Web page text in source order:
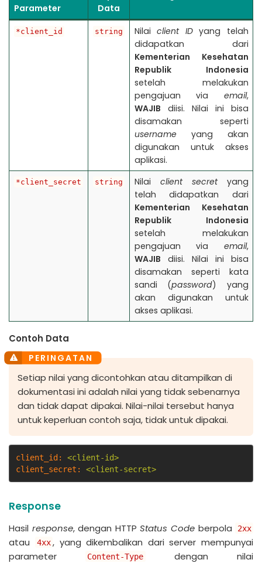
Parameter
Data
*client_id string Nilai client IDyang telah
didapatkan dari
Kementerian Kesehatan
Republik Indonesia
setelah melakukan
pengajuan via email,
WAJIB diisi. Nilai ini bisa
disamakan seperti
usernameyang akan
digunakan untuk akses
aplikasi.
*client_secret string Nilai client secretyang
telah didapatkan dari
Kementerian Kesehatan
Republik Indonesia
setelah melakukan
pengajuan via email,
WAJIB diisi. Nilai ini bisa
disamakan seperti kata
sandi (password) yang
akan digunakan untuk
akses aplikasi.
Contoh Data
Setiap nilai yang dicontohkan atau ditampilkan di
dokumentasi ini adalah nilai yang tidak sebenarnya
dan tidak dapat dipakai. Nilai-nilai tersebut hanya
untuk keperluan contoh saja, tidak untuk dipakai.
client_id:
<client-id>
client_secret:
<client-secret>
Response
Hasil response, dengan HTTPStatus Code berpola 2xx
atau 4xx , yang dikembalikan dari server mempunyai
parameter
Content-Type dengan nilai